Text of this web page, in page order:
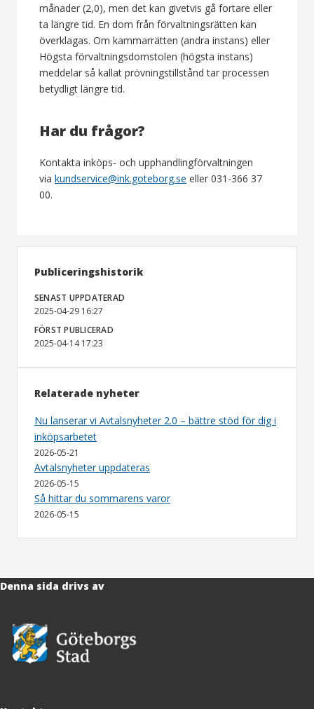
månader (2,0), men det kan givetvis gå fortare eller
ta längre tid. En dom från förvaltningsrätten kan
överklagas. Om kammarrätten (andra instans) eller
Högsta förvaltningsdomstolen (högsta instans)
meddelar så kallat prövningstillstånd tar processen
betydligt längre tid.
Har du frågor?
Kontakta inköps- och upphandlingförvaltningen
via kundservice@ink.goteborg.se eller 031-366 37
00.
Publiceringshistorik
SENAST UPPDATERAD
2025-04-29 16:27
FÖRST PUBLICERAD
2025-04-14 17:23
Relaterade nyheter
Nu lanserar vi Avtalsnyheter 2.0 – bättre stöd för dig i
inköpsarbetet
2026-05-21
Avtalsnyheter uppdateras
2026-05-15
Så hittar du sommarens varor
2026-05-15
Denna sida drivs av